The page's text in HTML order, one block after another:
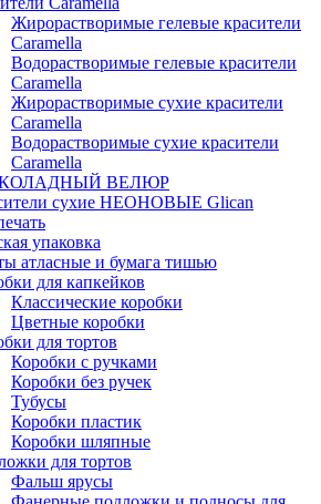
Жирорастворимые гелевые красители
Caramella
Водорастворимые гелевые красители
Caramella
Жирорастворимые сухие красители
Caramella
Водорастворимые сухие красители
Caramella
ВЕЛЮР
сухие НЕОНОВЫЕ Glican
упаковка
атласные и бумага тишью
для капкейков
Классические коробки
Цветные коробки
для тортов
Коробки с ручками
Коробки без ручек
Тубусы
Коробки пластик
Коробки шляпные
для тортов
Фальш ярусы